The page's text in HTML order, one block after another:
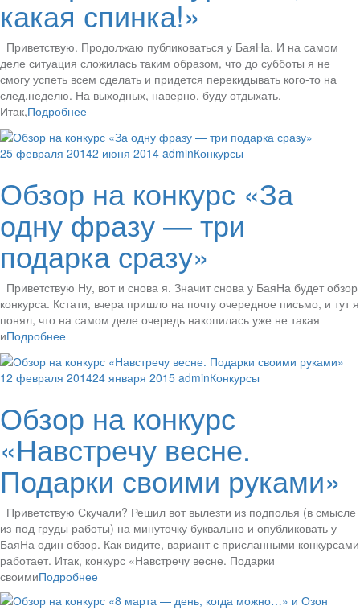
какая спинка!»
Приветствую. Продолжаю публиковаться у БаяНа. И на самом
деле ситуация сложилась таким образом, что до субботы я не
смогу успеть всем сделать и придется перекидывать кого-то на
след.неделю. На выходных, наверно, буду отдыхать.
Итак,Подробнее
25 февраля 20142 июня 2014 adminКонкурсы
Обзор на конкурс «За
одну фразу — три
подарка сразу»
Приветствую Ну, вот и снова я. Значит снова у БаяНа будет обзор
конкурса. Кстати, вчера пришло на почту очередное письмо, и тут я
понял, что на самом деле очередь накопилась уже не такая
иПодробнее
12 февраля 201424 января 2015 adminКонкурсы
Обзор на конкурс
«Навстречу весне.
Подарки своими руками»
Приветствую Скучали? Решил вот вылезти из подполья (в смысле
из-под груды работы) на минуточку буквально и опубликовать у
БаяНа один обзор. Как видите, вариант с присланными конкурсами
работает. Итак, конкурс «Навстречу весне. Подарки
своимиПодробнее